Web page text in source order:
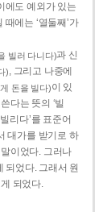
에도 예외가 있는
에는 ‘열둘째’가
빌러 다니다)과 신
), 그리고 나중에
돈을 빌다)이 있
다는 뜻의 ‘빌
리다’를 표준어
대가를 받기로 하
이었다. 그러나
되었다. 그래서 원
되었다.